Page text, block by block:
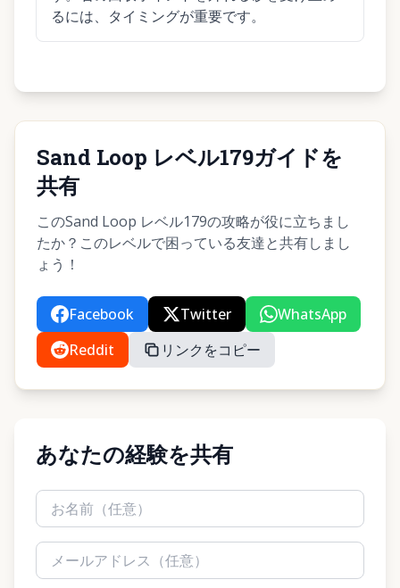
るには、タイミングが重要です。
Sand Loop レベル179ガイドを
共有
このSand Loop レベル179の攻略が役に立ちまし
たか？このレベルで困っている友達と共有しまし
ょう！
Facebook Twitter
WhatsApp
Reddit
リンクをコピー
あなたの経験を共有